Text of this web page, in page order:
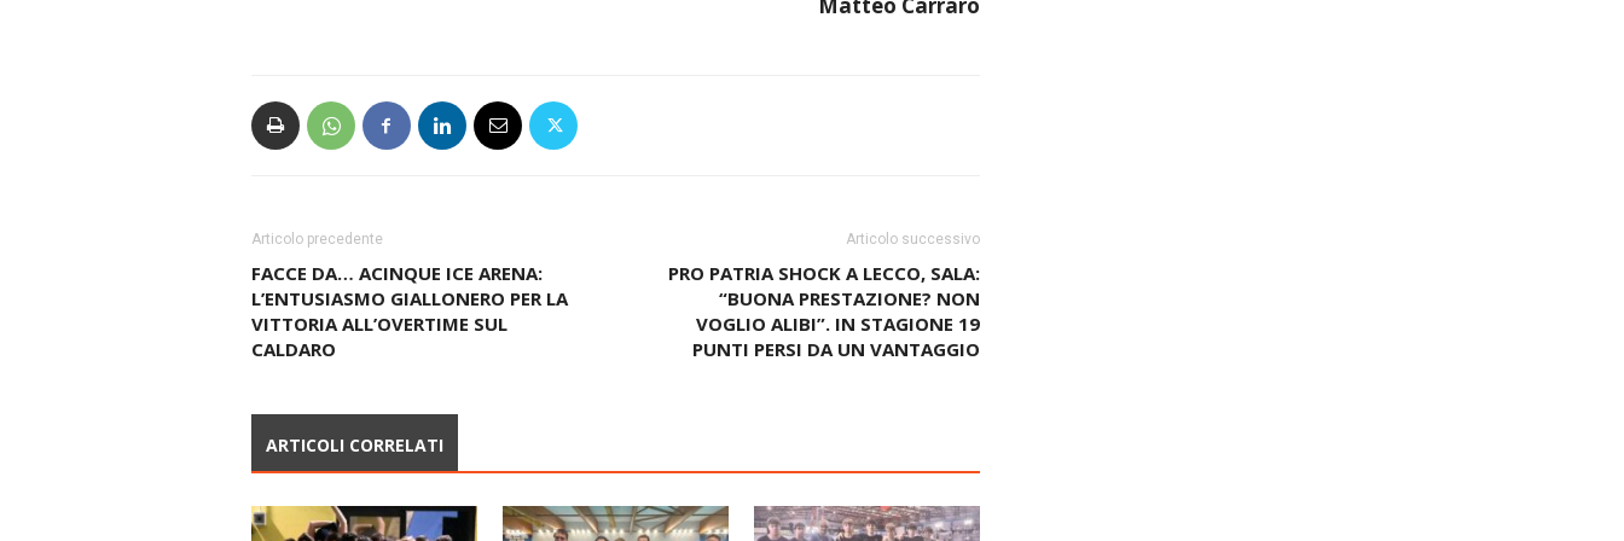
Matteo Carraro
Articolo precedente
FACCE DA… ACINQUE ICE ARENA:
L’ENTUSIASMO GIALLONERO PER LA
VITTORIA ALL’OVERTIME SUL
CALDARO
Articolo successivo
PRO PATRIA SHOCK A LECCO, SALA:
“BUONA PRESTAZIONE? NON
VOGLIO ALIBI”. IN STAGIONE 19
PUNTI PERSI DA UN VANTAGGIO
ARTICOLI CORRELATI